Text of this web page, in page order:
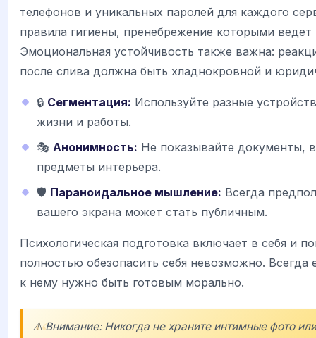
телефонов и уникальных паролей для каждого
правила гигиены, пренебрежение которыми ведет
Эмоциональная устойчивость также важна:
после слива должна быть хладнокровной и
🔒 Сегментация: Используйте разные
жизни и работы.
🎭 Анонимность: Не показывайте документы,
предметы интерьера.
🛡️ Параноидальное мышление: Всегда
вашего экрана может стать публичным.
Психологическая подготовка включает в себя и
полностью обезопасить себя невозможно. Всегда
к нему нужно быть готовым морально.
⚠️ Внимание: Никогда не храните интимные фото